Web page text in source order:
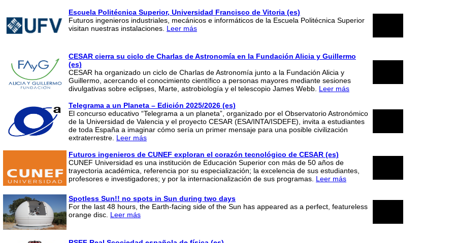
Escuela Politécnica Superior, Universidad Francisco de Vitoria (es)
Futuros ingenieros industriales, mecánicos e informáticos de la Escuela Politécnica Superior
visitan nuestras instalaciones. Leer más
CESAR cierra su ciclo de Charlas de Astronomía en la Fundación Alicia y Guillermo
(es)
CESAR ha organizado un ciclo de Charlas de Astronomía junto a la Fundación Alicia y
Guillermo, acercando el conocimiento científico a personas mayores mediante sesiones
divulgativas sobre eclipses, Marte, astrobiología y el telescopio James Webb. Leer más
Telegrama a un Planeta – Edición 2025/2026 (es)
El concurso educativo “Telegrama a un planeta”, organizado por el Observatorio Astronómico
de la Universidad de Valencia y el proyecto CESAR (ESA/INTA/ISDEFE), invita a estudiantes
de toda España a imaginar cómo sería un primer mensaje para una posible civilización
extraterrestre. Leer más
Futuros ingenieros de CUNEF exploran el corazón tecnológico de CESAR (es)
CUNEF Universidad es una institución de Educación Superior con más de 50 años de
trayectoria académica, referencia por su especialización; la excelencia de sus estudiantes,
profesores e investigadores; y por la internacionalización de sus programas. Leer más
Spotless Sun!! no spots in Sun during two days
For the last 48 hours, the Earth-facing side of the Sun has appeared as a perfect, featureless
orange disc. Leer más